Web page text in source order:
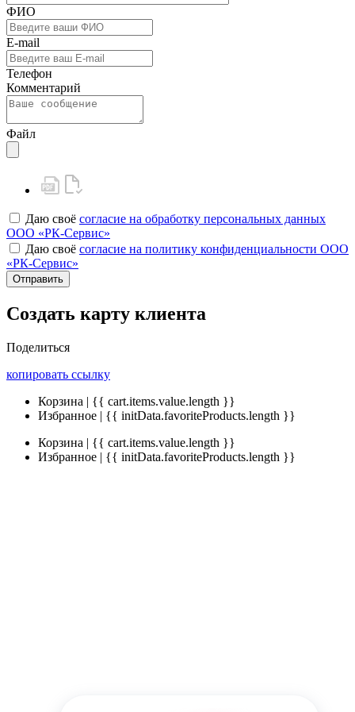
ФИО
E-mail
Телефон
Комментарий
Файл
Даю своё согласие на обработку персональных данных
ООО «РК-Сервис»
Даю своё согласие на политику конфиденциальности ООО
«РК-Сервис»
Отправить
Создать карту клиента
Поделиться
копировать ссылку
Корзина | {{ cart.items.value.length }}
Избранное | {{ initData.favoriteProducts.length }}
Корзина | {{ cart.items.value.length }}
Избранное | {{ initData.favoriteProducts.length }}